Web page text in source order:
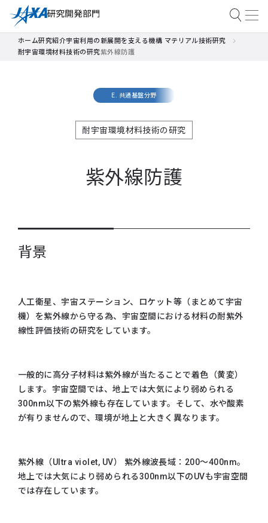
ホーム研究紹介宇宙利用の新展開を支える機構 マテリアル技術研究
耐宇宙環境材料技術の研究紫外線防護
E. 共通基盤分野
耐宇宙環境材料技術の研究
紫外線防護
背景
人工衛星、宇宙ステーション、ロケット等（まとめて宇宙
機）を紫外線から守る為、宇宙空間における材料の耐紫外
線性評価技術の研究をしています。
一般的に高分子材料は紫外線が当たることで着色（黄変）
します。宇宙空間では、地上では大気により弱められる
300nm以下の紫外線も存在しています。そして、水や酸素
が有りませんので、環境が地上と大きく異なります。
紫外線（Ultra violet, UV） 紫外線波長域：200～400nm。
地上では大気により弱められる300nm以下のUVも宇宙空間
では存在しています。